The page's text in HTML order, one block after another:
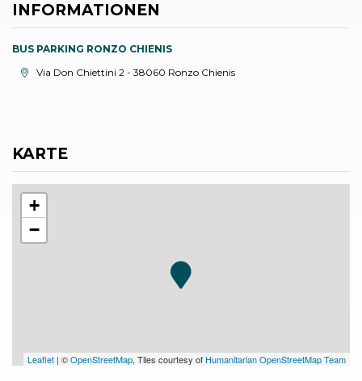
INFORMATIONEN
BUS PARKING RONZO CHIENIS
aria.location:
Via Don Chiettini 2 - 38060 Ronzo Chienis
KARTE
+
−
Leaflet | ©OpenStreetMap, Tiles courtesy of Humanitarian OpenStreetMap Team